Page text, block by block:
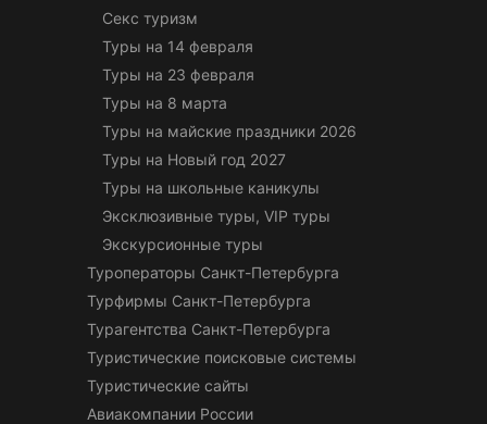
Секс туризм
Туры на 14 февраля
Туры на 23 февраля
Туры на 8 марта
Туры на майские праздники 2026
Туры на Новый год 2027
Туры на школьные каникулы
Эксклюзивные туры, VIP туры
Экскурсионные туры
Туроператоры Санкт-Петербурга
Турфирмы Санкт-Петербурга
Турагентства Санкт-Петербурга
Туристические поисковые системы
Туристические сайты
Авиакомпании России